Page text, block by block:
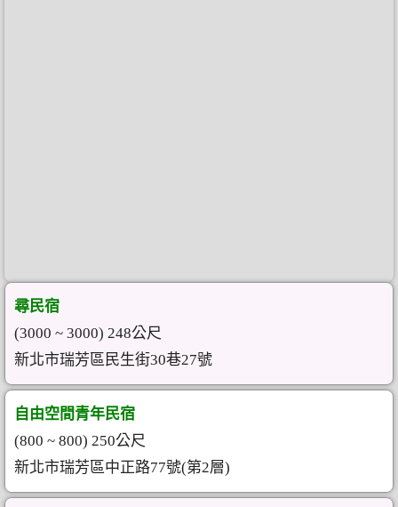
尋民宿
(3000 ~ 3000) 248公尺
新北市瑞芳區民生街30巷27號
自由空間青年民宿
(800 ~ 800) 250公尺
新北市瑞芳區中正路77號(第2層)